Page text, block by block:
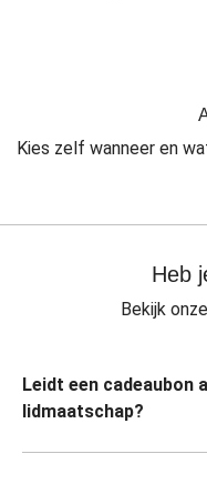
Kies zelf wanneer en
Heb
Bekijk
Leidt een cadeaubon
lidmaatschap?